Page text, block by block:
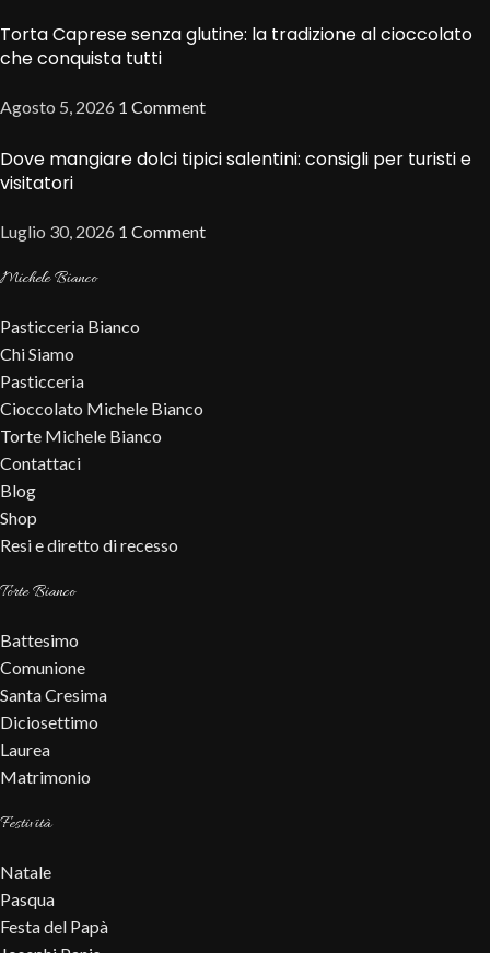
Torta Caprese senza glutine: la tradizione al cioccolato
che conquista tutti
Agosto 5, 2026 1 Comment
Dove mangiare dolci tipici salentini: consigli per turisti e
visitatori
Luglio 30, 2026 1 Comment
Michele Bianco
Pasticceria Bianco
Chi Siamo
Pasticceria
Cioccolato Michele Bianco
Torte Michele Bianco
Contattaci
Blog
Shop
Resi e diretto di recesso
Torte Bianco
Battesimo
Comunione
Santa Cresima
Diciosettimo
Laurea
Matrimonio
Festività
Natale
Pasqua
Festa del Papà